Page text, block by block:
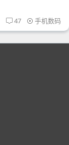
47 手机数码